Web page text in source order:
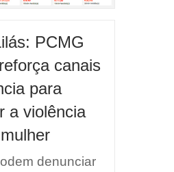
PCMG
canais
para
a violência
denunciar